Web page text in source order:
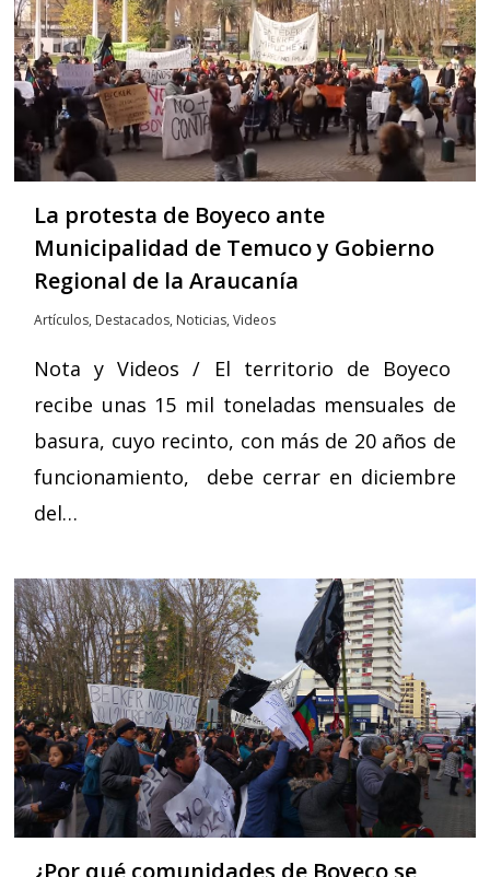
La protesta de Boyeco ante
Municipalidad de Temuco y Gobierno
Regional de la Araucanía
Artículos, Destacados, Noticias,Videos
Nota y Videos / El territorio de Boyeco
recibe unas 15 mil toneladas mensuales de
basura, cuyo recinto, con más de 20 años de
funcionamiento, debe cerrar en diciembre
del…
¿Por qué comunidades de Boyeco se